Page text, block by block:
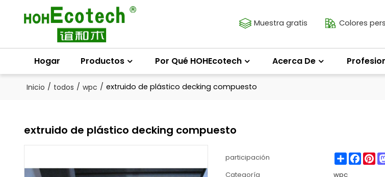
Muestra gratis Colores
Hogar Productos Por Qué HOHEcotech Acerca De
Inicio / todos / wpc / extruido de plástico decking compuesto
extruido de plástico decking compuesto
participación Share
Categoría
wpc